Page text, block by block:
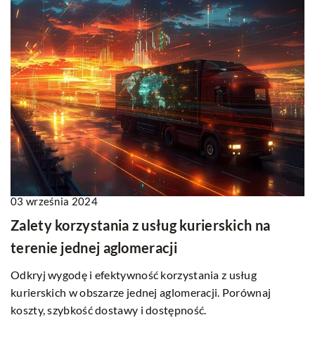
03 września 2024
Zalety korzystania z usług kurierskich na
terenie jednej aglomeracji
Odkryj wygodę i efektywność korzystania z usług
kurierskich w obszarze jednej aglomeracji. Porównaj
koszty, szybkość dostawy i dostępność.